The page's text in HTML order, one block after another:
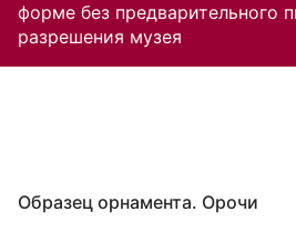
форме без предварительного
разрешения музея
Образец орнамента. Орочи